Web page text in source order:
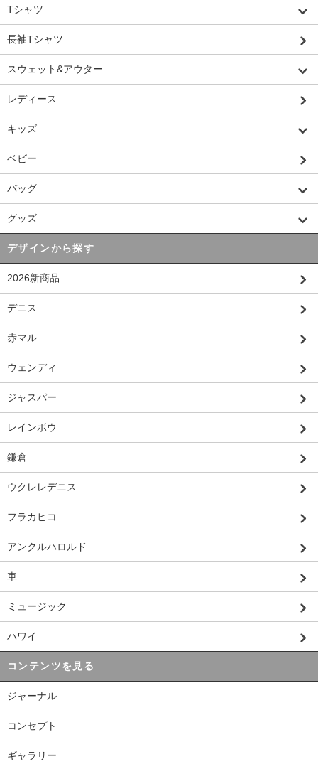
Tシャツ
長袖Tシャツ
スウェット&アウター
レディース
キッズ
ベビー
バッグ
グッズ
デザインから探す
2026新商品
デニス
赤マル
ウェンディ
ジャスパー
レインボウ
鎌倉
ウクレレデニス
フラカヒコ
アンクルハロルド
車
ミュージック
ハワイ
コンテンツを見る
ジャーナル
コンセプト
ギャラリー